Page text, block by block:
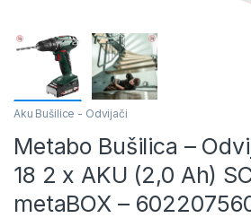
Aku Bušilice - Odvijači
Metabo Bušilica –
18 2 x AKU (2,0 Ah)
metaBOX –